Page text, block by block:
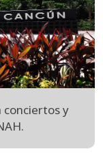
conciertos y